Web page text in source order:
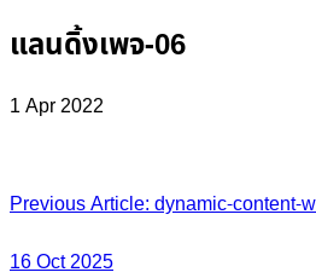
แลนดิ้งเพจ-06
1 Apr 2022
Post
navigation
Previous Article: dynamic-content-
16 Oct 2025